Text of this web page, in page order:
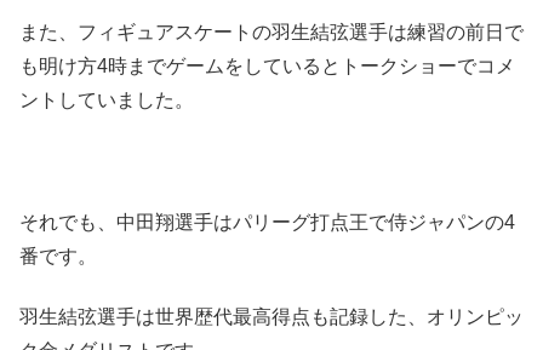
また、フィギュアスケートの羽生結弦選手は練習の前日で
も明け方4時までゲームをしているとトークショーでコメ
ントしていました。
それでも、中田翔選手はパリーグ打点王で侍ジャパンの4
番です。
羽生結弦選手は世界歴代最高得点も記録した、オリンピッ